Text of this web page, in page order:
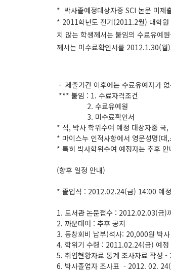
* 박사졸예정대상자중 SCI 논문 미제
* 2011학년도 전기(2011.2월) 대학원
치 않는 학생께서는 붙임의 수료유예
께서는 미수료확인서를 2012.1.30(월
- 제출기간 이후에는 수료유예자가
*** 붙임 : 1. 수료자격조건
2. 수료유예원
3. 미수료확인서
* 석, 박사 학위수여 예정 대상자중 국
* 마이스누 인적사항에서 영문성명(
* 특히 박사학위수여 예정자는 추후
(향후 일정 안내)
* 졸업식 : 2012.02.24(금) 14:00 예정
1. 도서관 논문접수 : 2012.02.03(금)
2. 까운대여 : 추후 공지
3. 동창회비 납부(석사: 20,000원 박
4. 학위기 수령 : 2011.02.24(금) 예정
5. 취업현황자료 통계 조사자료 작성
6. 박사졸업자 조사표 - 2012. 02.